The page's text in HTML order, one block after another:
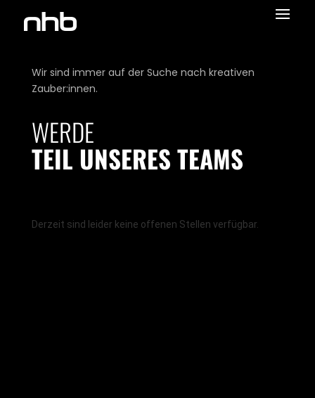
Wir sind immer auf der Suche nach kreativen
Zauber:innen.
WERDE
TEIL UNSERES TEAMS